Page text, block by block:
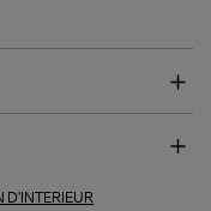
D'INTERIEUR